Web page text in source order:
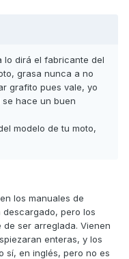
lo dirá el fabricante del
grasa nunca a no
grafito pues vale, yo
hace un buen
modelo de tu moto,
los manuales de
descargado, pero los
ser arreglada. Vienen
enteras, y los
sí, en inglés, pero no es